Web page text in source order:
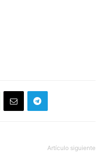
Artículo siguiente